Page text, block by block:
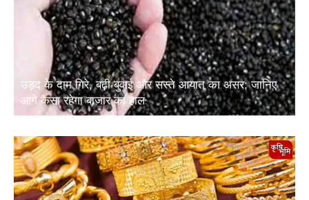
उड़द के दाम गिरे, बढ़ी बुवाई और सस्ते आयात का असर; जानिए
आगे कैसा रहेगा बाजार का हाल